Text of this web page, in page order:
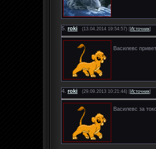
5. roki (13.04.2014 19:54:57) [Источник]
Василевс
4. roki (29.09.2013 10:21:44) [Источник]
Василевс за